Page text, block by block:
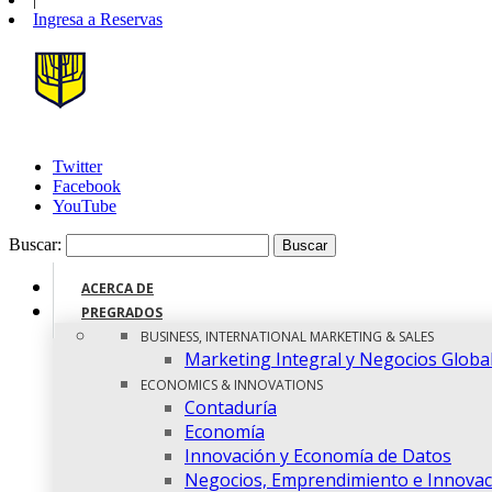
Ingresa a Reservas
Twitter
Facebook
YouTube
Buscar:
ACERCA DE
PREGRADOS
BUSINESS, INTERNATIONAL MARKETING & SALES
Marketing Integral y Negocios
ECONOMICS & INNOVATIONS
Contaduría
Economía
Innovación y Economía de Datos
Negocios, Emprendimiento e